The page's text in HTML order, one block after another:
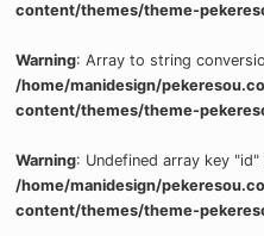
content/themes/theme-
Warning: Array to string
/home/manidesign/
content/themes/theme-
Warning: Undefined array key "id"
/home/manidesign/
content/themes/theme-